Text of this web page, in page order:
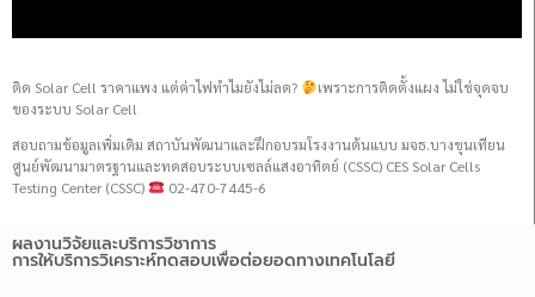
ติด Solar Cell ราคาแพง แต่ค่าไฟทำไมยังไม่ลด?
เพราะการติดตั้งแผง ไม่ใช่จุดจบ
ของระบบ Solar Cell
สอบถามข้อมูลเพิ่มเติม สถาบันพัฒนาและฝึกอบรมโรงงานต้นแบบ มจธ.บางขุนเทียน
ศูนย์พัฒนามาตรฐานและทดสอบระบบเซลล์แสงอาทิตย์ (CSSC) CES Solar Cells
Testing Center (CSSC)
02-470-7445-6
ผลงานวิจัยและบริการวิชาการ
การให้บริการวิเคราะห์ทดสอบเพื่อต่อยอดทางเทคโนโลยี